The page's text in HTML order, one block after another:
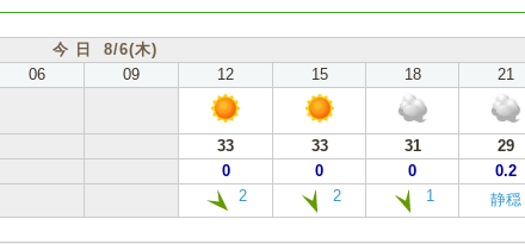
今 日 8/6(木)
06 09 12 15 18
21
33 33 31
29
0 0 0
0.2
2 2 1 静穏